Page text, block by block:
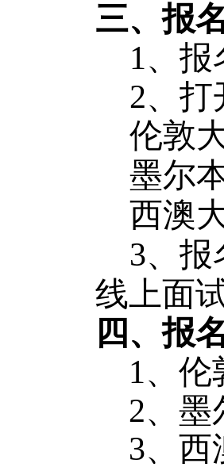
三、报
1、报
2、打
伦敦
墨尔
西澳
3、
线上面
四、报
1、伦
2、墨
3、西